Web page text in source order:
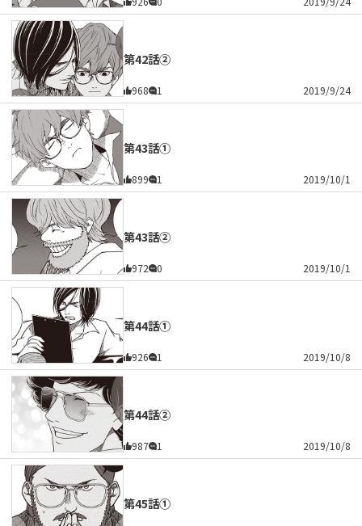
第42話②
968 1 2019/9/24
第43話①
899 1 2019/10/1
第43話②
972 0 2019/10/1
第44話①
926 1 2019/10/8
第44話②
987 1 2019/10/8
第45話①